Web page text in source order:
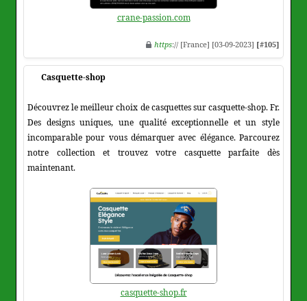
crane-passion.com
https:// [France] [03-09-2023] [#105]
Casquette-shop
Découvrez le meilleur choix de casquettes sur casquette-shop. Fr.
Des designs uniques, une qualité exceptionnelle et un style
incomparable pour vous démarquer avec élégance. Parcourez
notre collection et trouvez votre casquette parfaite dès
maintenant.
casquette-shop.fr